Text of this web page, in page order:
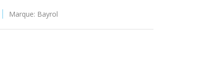
Marque: Bayrol